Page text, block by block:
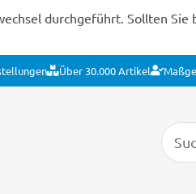
durchgeführt. Sollten
Über 30.000 Artikel